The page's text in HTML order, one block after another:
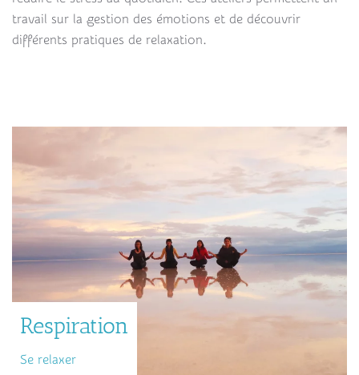
travail sur la gestion des émotions et de découvrir
différents pratiques de relaxation.
Respiration
Se relaxer